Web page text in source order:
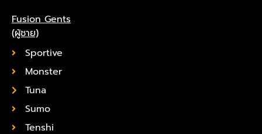
Fusion Gents
(ผู้ชาย)
Sportive
Monster
Tuna
Sumo
Tenshi